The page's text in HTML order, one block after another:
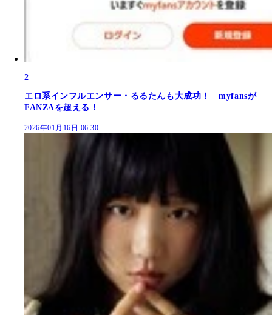
2
エロ系インフルエンサー・るるたんも大成功！ myfansが
FANZAを超える！
2026年01月16日 06:30